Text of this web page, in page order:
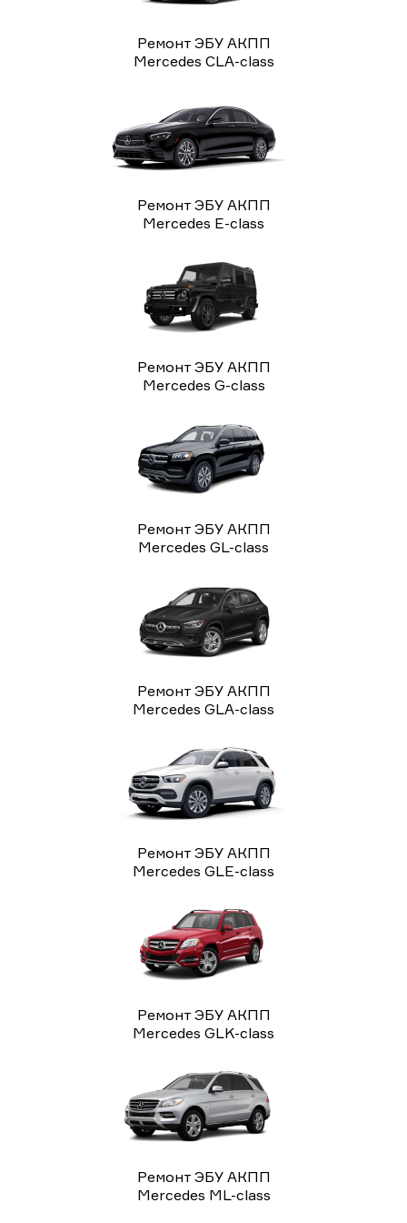
Ремонт ЭБУ АКПП
Mercedes CLA-class
Ремонт ЭБУ АКПП
Mercedes E-class
Ремонт ЭБУ АКПП
Mercedes G-class
Ремонт ЭБУ АКПП
Mercedes GL-class
Ремонт ЭБУ АКПП
Mercedes GLA-class
Ремонт ЭБУ АКПП
Mercedes GLE-class
Ремонт ЭБУ АКПП
Mercedes GLK-class
Ремонт ЭБУ АКПП
Mercedes ML-class